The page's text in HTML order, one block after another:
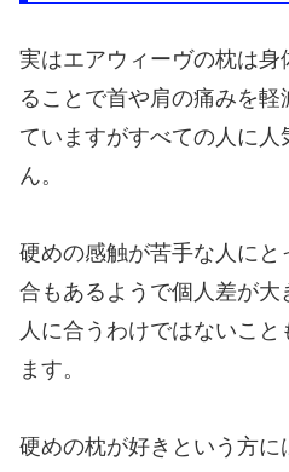
実はエアウィーヴの枕は
ることで首や肩の痛みを
ていますがすべての人に
ん。
硬めの感触が苦手な人に
合もあるようで個人差が
人に合うわけではないこ
ます。
硬めの枕が好きという方に